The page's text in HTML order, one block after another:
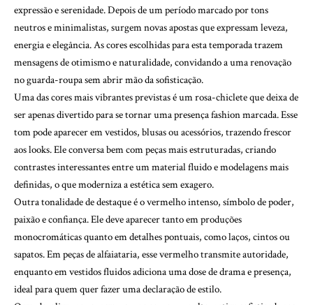
expressão e serenidade. Depois de um período marcado por tons
neutros e minimalistas, surgem novas apostas que expressam leveza,
energia e elegância. As cores escolhidas para esta temporada trazem
mensagens de otimismo e naturalidade, convidando a uma renovação
no guarda-roupa sem abrir mão da sofisticação.
Uma das cores mais vibrantes previstas é um rosa-chiclete que deixa de
ser apenas divertido para se tornar uma presença fashion marcada. Esse
tom pode aparecer em vestidos, blusas ou acessórios, trazendo frescor
aos looks. Ele conversa bem com peças mais estruturadas, criando
contrastes interessantes entre um material fluido e modelagens mais
definidas, o que moderniza a estética sem exagero.
Outra tonalidade de destaque é o vermelho intenso, símbolo de poder,
paixão e confiança. Ele deve aparecer tanto em produções
monocromáticas quanto em detalhes pontuais, como laços, cintos ou
sapatos. Em peças de alfaiataria, esse vermelho transmite autoridade,
enquanto em vestidos fluidos adiciona uma dose de drama e presença,
ideal para quem quer fazer uma declaração de estilo.